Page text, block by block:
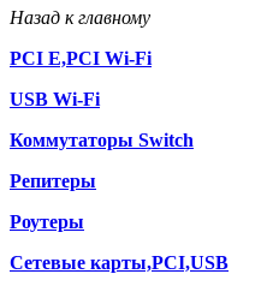
Назад к главному
PCI E,PCI Wi-Fi
USB Wi-Fi
Коммутаторы Switch
Репитеры
Роутеры
Сетевые карты,PCI,USB